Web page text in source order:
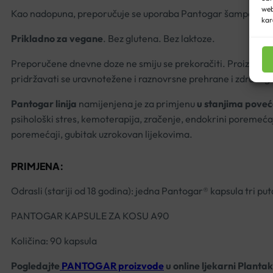
Kao nadopuna, preporučuje se uporaba Pantogar šampona
Prikladno za vegane. Bez glutena. Bez laktoze.
Preporučene dnevne doze ne smiju se prekoračiti.
pridržavati se uravnotežene i raznovrsne prehrane i zdravog
Pantogar linija namijenjena je za primjenu u stanjima
psihološki stres, kemoterapija, zračenje, endokrini
poremećaji, gubitak uzrokovan lijekovima.
PRIMJENA:
Odrasli (stariji od 18 godina): jedna Pantogar® kapsula tri
PANTOGAR KAPSULE ZA KOSU A90
Količina: 90 kapsula
Pogledajte PANTOGAR proizvode u online ljekarni